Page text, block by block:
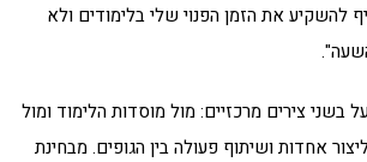
להשקיע את הזמן הפנוי שלי בלימודים ולא
בשני צירים מרכזיים: מול מוסדות הלימוד ומול
אחדות ושיתוף פעולה בין הגופים. מבחינת